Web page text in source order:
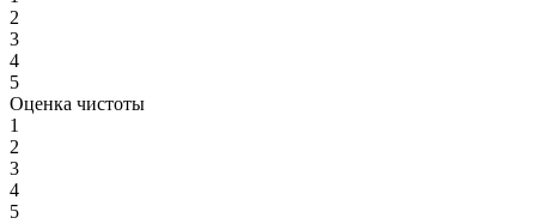
2
3
4
5
Оценка чистоты
1
2
3
4
5